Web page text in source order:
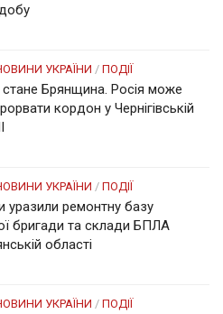
УКРАЇНИ / ПОДІЇ
Брянщина. Росія може
кордон у Чернігівській
УКРАЇНИ / ПОДІЇ
уразили ремонтну базу
бригади та склади БПЛА
області
УКРАЇНИ / ПОДІЇ